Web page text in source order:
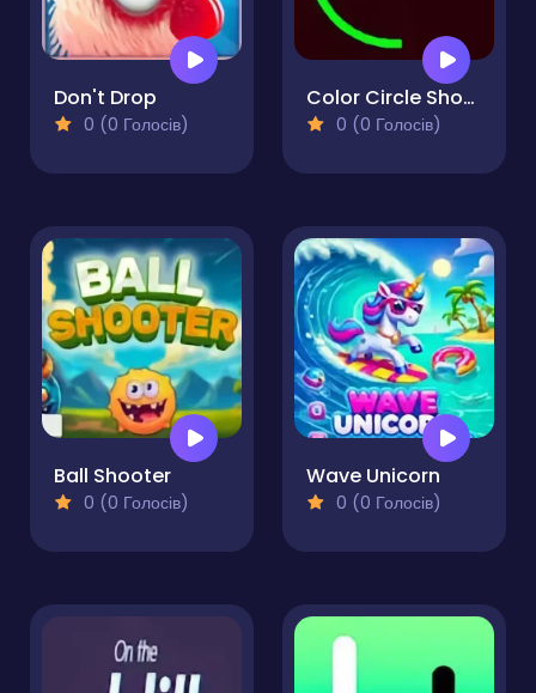
Don't Drop
0 (0 Голосів)
Color Circle Shooter
0 (0 Голосів)
Ball Shooter
0 (0 Голосів)
Wave Unicorn
0 (0 Голосів)